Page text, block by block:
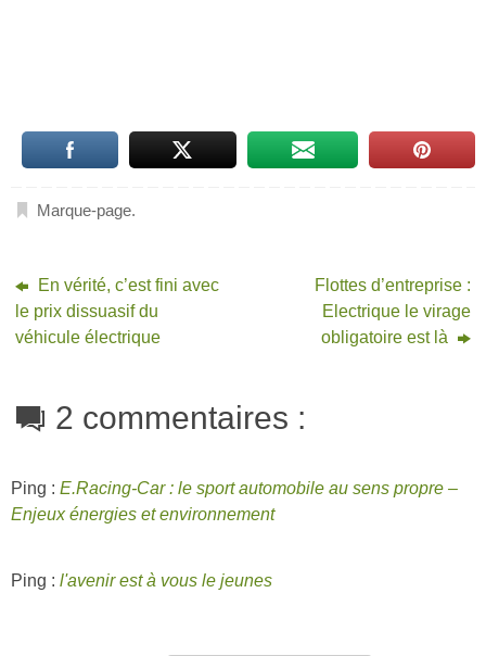
Marque-page.
En vérité, c’est fini avec
le prix dissuasif du
véhicule électrique
Flottes d’entreprise :
Electrique le virage
obligatoire est là
2 commentaires :
Ping : E.Racing-Car : le sport automobile au sens propre –
Enjeux énergies et environnement
Ping : l'avenir est à vous le jeunes